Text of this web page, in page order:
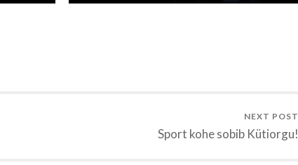
NEXT POST
Sport kohe sobib Kütiorgu!